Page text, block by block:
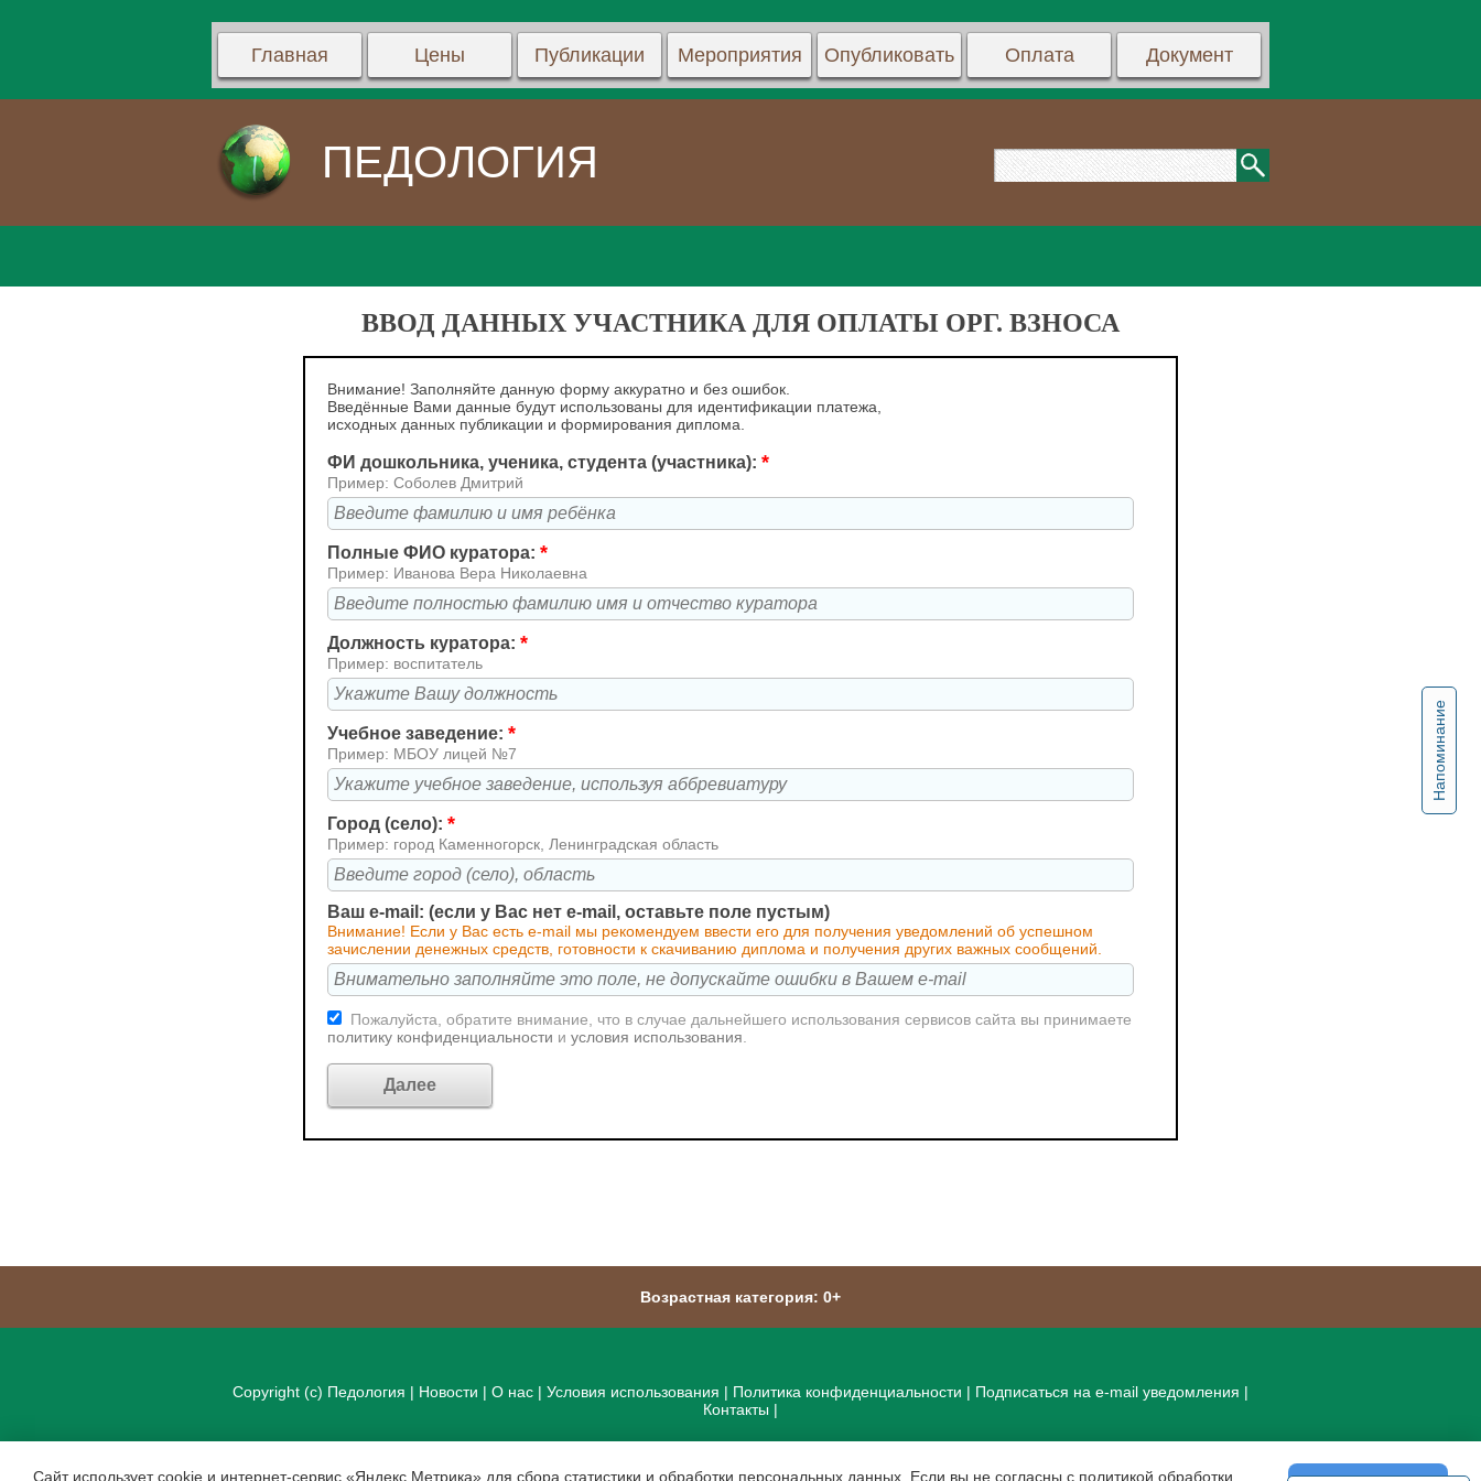
Главная Цены Публикации Мероприятия Опубликовать Оплата Документ
ПЕДОЛОГИЯ
Напоминание
ВВОД ДАННЫХ УЧАСТНИКА ДЛЯ ОПЛАТЫ ОРГ. ВЗНОСА
Внимание! Заполняйте данную форму аккуратно и без ошибок.
Введённые Вами данные будут использованы для идентификации платежа,
исходных данных публикации и формирования диплома.
ФИ дошкольника, ученика, студента (участника): *
Пример: Соболев Дмитрий
Полные ФИО куратора: *
Пример: Иванова Вера Николаевна
Должность куратора: *
Пример: воспитатель
Учебное заведение: *
Пример: МБОУ лицей №7
Город (село): *
Пример: город Каменногорск, Ленинградская область
Ваш e-mail: (если у Вас нет e-mail, оставьте поле пустым)
Внимание! Если у Вас есть e-mail мы рекомендуем ввести его для получения уведомлений об успешном
зачислении денежных средств, готовности к скачиванию диплома и получения других важных сообщений.
Пожалуйста, обратите внимание, что в случае дальнейшего использования сервисов сайта вы принимаете
политику конфиденциальности и условия использования
Возрастная категория: 0+
Copyright (c) Педология | Новости | О нас | Условия использования | Политика конфиденциальности | Подписаться на e-mail уведомления |
Контакты |
Сайт использует cookie и интернет-сервис «Яндекс Метрика» для сбора статистики и обработки персональных данных. Если вы не согласны с политикой обработки,